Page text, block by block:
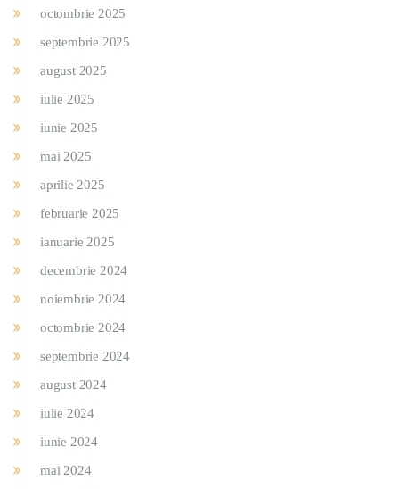
octombrie 2025
septembrie 2025
august 2025
iulie 2025
iunie 2025
mai 2025
aprilie 2025
februarie 2025
ianuarie 2025
decembrie 2024
noiembrie 2024
octombrie 2024
septembrie 2024
august 2024
iulie 2024
iunie 2024
mai 2024